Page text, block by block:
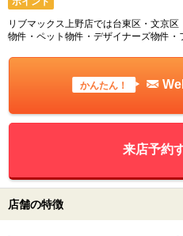
リブマックス上野店では台東区・文京
物件・ペット物件・デザイナーズ物件・
かんたん！
来店予約
店舗の特徴